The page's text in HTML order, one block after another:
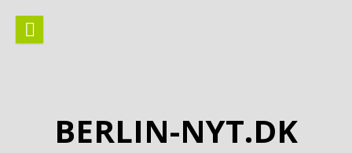
indhold
BERLIN-NYT.DK